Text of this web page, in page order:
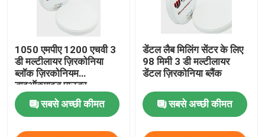
ज़िरकोनियम ऑक्साइड सिरेमिक
3डी प्रो जिरकोनिया
1050 एमपीए 1200 एचवी 3
डी मल्टीलायर ज़िरकोनिया
ब्लॉक ज़िरकोनियम
डाइऑक्साइड पाउडर
सबसे अच्छी कीमत
डेंटल लैब मिलिंग सेंटर के लिए
98 मिमी 3 डी मल्टीलायर
डेंटल ज़िरकोनिया ब्लैंक
सबसे अच्छी कीमत